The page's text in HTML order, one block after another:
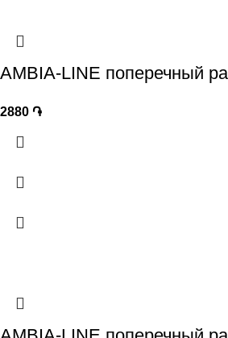
AMBIA-LINE поперечный
2880 ֏